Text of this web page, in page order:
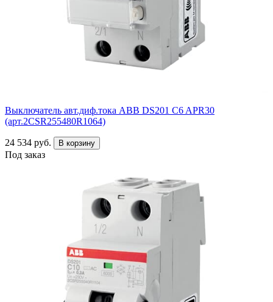
Выключатель авт.диф.тока ABB DS201 C6 APR30
(арт.2CSR255480R1064)
24 534 руб. В корзину
Под заказ